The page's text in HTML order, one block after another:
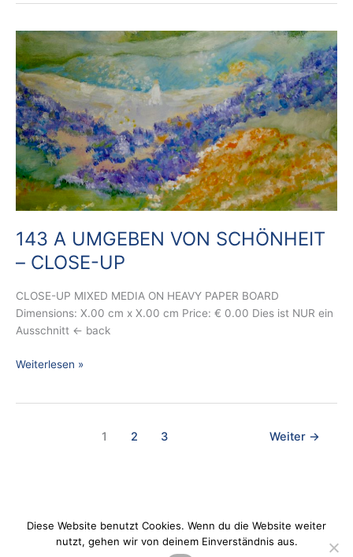
143 A UMGEBEN VON SCHÖNHEIT
– CLOSE-UP
CLOSE-UP MIXED MEDIA ON HEAVY PAPER BOARD
Dimensions: X.00 cm x X.00 cm Price: € 0.00 Dies ist NUR ein
Ausschnitt ← back
143
A
UMGEBEN
VON
SCHÖNHEIT
–
CLOSE-
UP
Weiterlesen »
1 2 3 Weiter →
Datenschutz
Diese Website benutzt Cookies. Wenn du die Website weiter
nutzt, gehen wir von deinem Einverständnis aus.